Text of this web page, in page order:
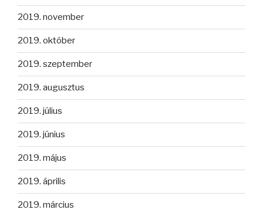
2019. november
2019. október
2019. szeptember
2019. augusztus
2019. július
2019. június
2019. május
2019. április
2019. március